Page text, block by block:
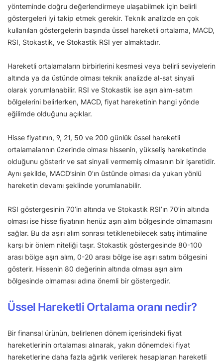
yönteminde doğru değerlendirmeye ulaşabilmek için belirli
göstergeleri iyi takip etmek gerekir. Teknik analizde en çok
kullanılan göstergelerin başında üssel hareketli ortalama, MACD,
RSI, Stokastik, ve Stokastik RSI yer almaktadır.
Hareketli ortalamaların birbirlerini kesmesi veya belirli seviyelerin
altında ya da üstünde olması teknik analizde al-sat sinyali
olarak yorumlanabilir. RSI ve Stokastik ise aşırı alım-satım
bölgelerini belirlerken, MACD, fiyat hareketinin hangi yönde
eğilimde olduğunu açıklar.
Hisse fiyatının, 9, 21, 50 ve 200 günlük üssel hareketli
ortalamalarının üzerinde olması hissenin, yükseliş hareketinde
olduğunu gösterir ve sat sinyali vermemiş olmasının bir işaretidir.
Aynı şekilde, MACD’sinin 0’ın üstünde olması da yukarı yönlü
hareketin devamı şeklinde yorumlanabilir.
RSI göstergesinin 70’in altında ve Stokastik RSI’ın 70’in altında
olması ise hisse fiyatının henüz aşırı alım bölgesinde olmamasını
sağlar. Bu da aşırı alım sonrası tetiklenebilecek satış ihtimaline
karşı bir önlem niteliği taşır. Stokastik göstergesinde 80-100
arası bölge aşırı alım, 0-20 arası bölge ise aşırı satım bölgesini
gösterir. Hissenin 80 değerinin altında olması aşırı alım
bölgesinde olmaması adına önemli bir göstergedir.
Üssel Hareketli Ortalama oranı nedir?
Bir finansal ürünün, belirlenen dönem içerisindeki fiyat
hareketlerinin ortalaması alınarak, yakın dönemdeki fiyat
hareketlerine daha fazla ağırlık verilerek hesaplanan hareketli